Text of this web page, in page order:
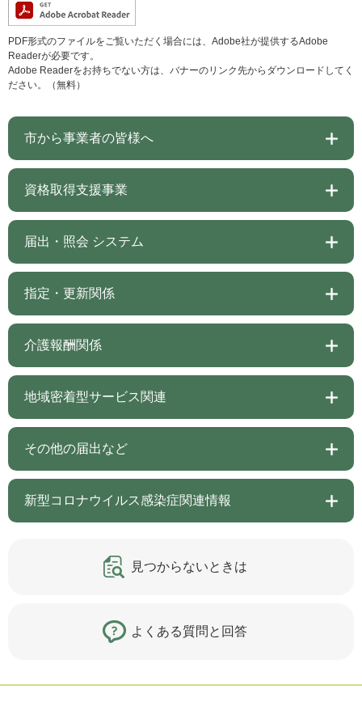
PDF形式のファイルをご覧いただく場合には、Adobe社が提供するAdobe
Readerが必要です。
Adobe Readerをお持ちでない方は、バナーのリンク先からダウンロードしてく
ださい。（無料）
市から事業者の皆様へ
資格取得支援事業
届出・照会 システム
指定・更新関係
介護報酬関係
地域密着型サービス関連
その他の届出など
新型コロナウイルス感染症関連情報
見つからないときは
よくある質問と回答